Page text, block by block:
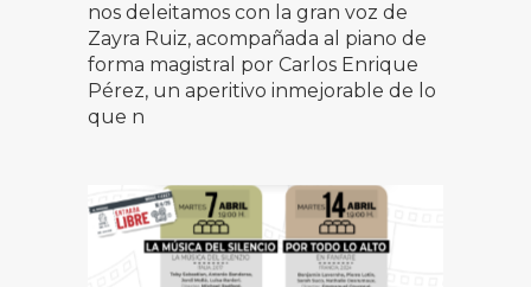
nos deleitamos con la gran voz de
Zayra Ruiz, acompañada al piano de
forma magistral por Carlos Enrique
Pérez, un aperitivo inmejorable de lo
que n